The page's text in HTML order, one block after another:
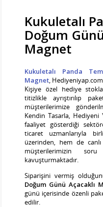
Kukuletalı
Doğum
Magnet
Kukuletalı Panda
Magnet,
Kişiye özel hediye
titizlikle ayrıştırılıp
müşterilerimize
Kendin Tasarla, Hediyeni
faaliyet gösterdiği
ticaret uzmanlarıyla
üzerinden, hem de
müşterilerimizin
kavuşturmaktadır.
Siparişini vermiş
Doğum Günü Açacaklı
günü içerisinde özenli
edilir.